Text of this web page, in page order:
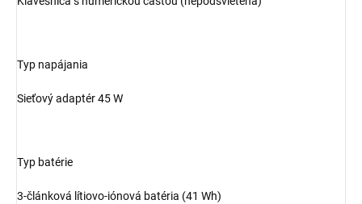
Typ napájania
Sieťový adaptér 45 W
Typ batérie
3-článková lítiovo-iónová batéria (41 Wh)